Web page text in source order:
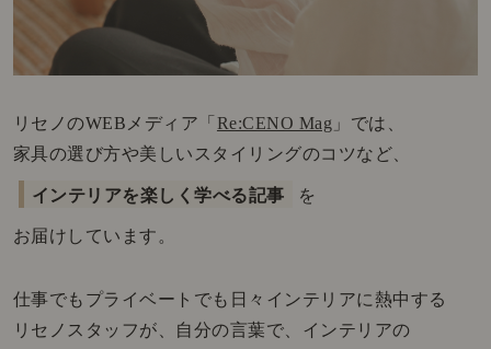
リセノのWEBメディア「 Re:CENO Mag 」では、
家具の選び方や美しいスタイリングのコツなど、
インテリアを楽しく学べる記事 を
お届けしています。
仕事でもプライベートでも日々インテリアに熱中する
リセノスタッフが、自分の言葉で、インテリアの